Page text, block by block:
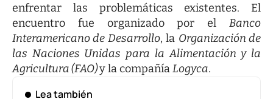
enfrentar las problemáticas existentes. El
encuentro fue organizado por el Banco
Interamericano de Desarrollo, la Organización de
las Naciones Unidas para la Alimentación y la
Agricultura (FAO)y la compañíaLogyca.
Lea también